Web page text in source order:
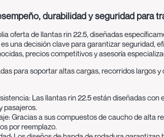
durabilidad y seguridad para
oferta de llantas rin 22.5, diseñadas
una decisión clave para garantizar seguridad,
precios competitivos y asesoría
para soportar altas cargas, recorridos
Las llantas rin 22.5 están diseñadas
pasajeros.
Gracias a sus compuestos de caucho de alta
por reemplazo.